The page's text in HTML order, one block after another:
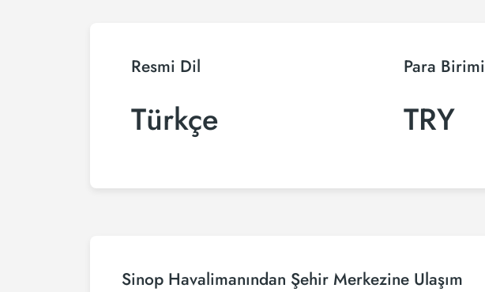
Resmi Dil
Türkçe
Para Birimi
TRY
Sinop Havalimanından Şehir Merkezine Ulaşım